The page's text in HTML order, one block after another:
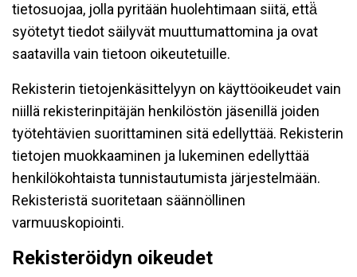
tietosuojaa, jolla pyritään huolehtimaan siitä, että̈
syötetyt tiedot säilyvät muuttumattomina ja ovat
saatavilla vain tietoon oikeutetuille.
Rekisterin tietojenkäsittelyyn on käyttöoikeudet vain
niillä rekisterinpitäjän henkilöstön jäsenillä joiden
työtehtävien suorittaminen sitä edellyttää. Rekisterin
tietojen muokkaaminen ja lukeminen edellyttää
henkilökohtaista tunnistautumista järjestelmään.
Rekisteristä suoritetaan säännöllinen
varmuuskopiointi.
Rekisteröidyn oikeudet